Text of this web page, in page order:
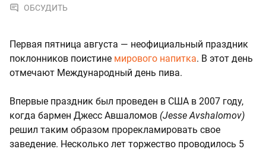
ОБСУДИТЬ
Первая пятница августа — неофициальный праздник
поклонников поистине мирового напитка. В этот день
отмечают Международный день пива.
Впервые праздник был проведен в США в 2007 году,
когда бармен Джесс Авшаломов (Jesse Avshalomov)
решил таким образом прорекламировать свое
заведение. Несколько лет торжество проводилось 5